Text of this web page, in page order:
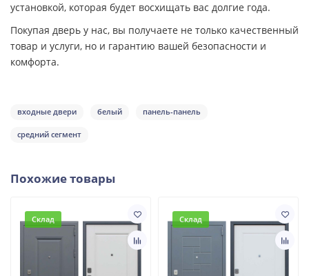
установкой, которая будет восхищать вас долгие года.
Покупая дверь у нас, вы получаете не только качественный
товар и услуги, но и гарантию вашей безопасности и
комфорта.
входные двери белый панель-панель
средний сегмент
Похожие товары
Склад Склад